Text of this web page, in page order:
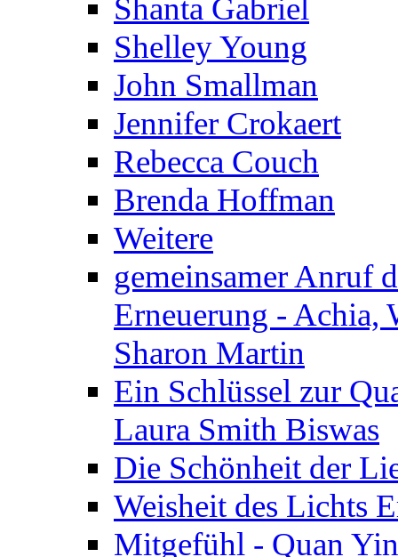
Shanta Gabriel
Shelley Young
John Smallman
Jennifer Crokaert
Rebecca Couch
Brenda Hoffman
Weitere
gemeinsamer Anruf
Erneuerung - Achia,
Sharon Martin
Ein Schlüssel zur
Laura Smith Biswas
Die Schönheit der
Weisheit des Lichts
Mitgefühl - Quan